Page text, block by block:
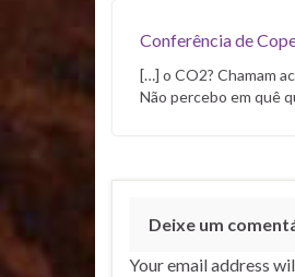
Conferência de
[…] o CO2? Chamam
Não percebo em quê
Deixe um
Your email address